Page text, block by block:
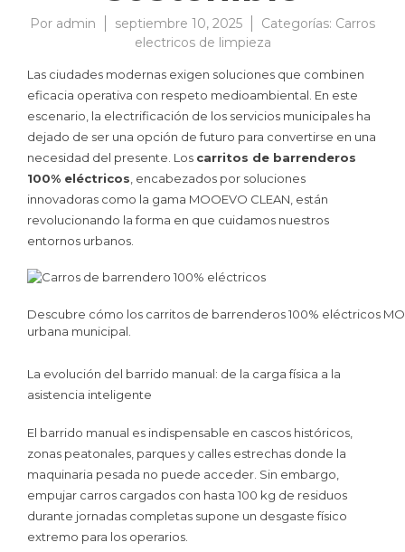
Por admin septiembre 10, 2025 Categorías: Carros
electricos de limpieza
Las ciudades modernas exigen soluciones que combinen
eficacia operativa con respeto medioambiental. En este
escenario, la electrificación de los servicios municipales ha
dejado de ser una opción de futuro para convertirse en una
necesidad del presente. Los carritos de barrenderos
100% eléctricos , encabezados por soluciones
innovadoras como la gama MOOEVO CLEAN, están
revolucionando la forma en que cuidamos nuestros
entornos urbanos.
Descubre cómo los carritos de barrenderos 100% eléctricos
urbana municipal.
La evolución del barrido manual: de la carga física a la
asistencia inteligente
El barrido manual es indispensable en cascos históricos,
zonas peatonales, parques y calles estrechas donde la
maquinaria pesada no puede acceder. Sin embargo,
empujar carros cargados con hasta 100 kg de residuos
durante jornadas completas supone un desgaste físico
extremo para los operarios.